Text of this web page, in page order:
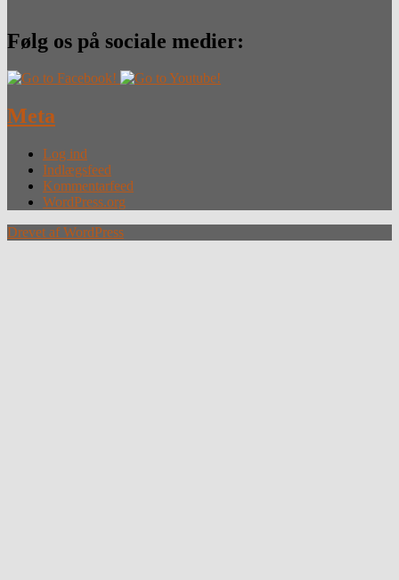
Følg os på sociale medier:
Meta
Log ind
Indlægsfeed
Kommentarfeed
WordPress.org
Drevet af WordPress